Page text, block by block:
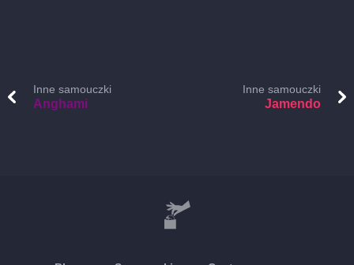
Inne samouczki
Anghami
Inne samouczki
Jamendo